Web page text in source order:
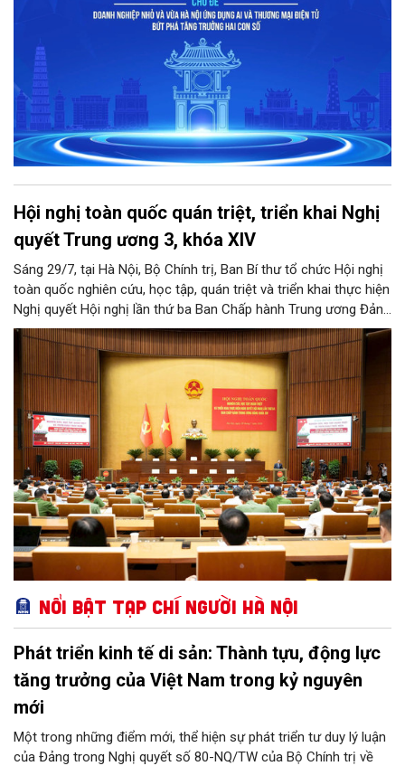
Hội nghị toàn quốc quán triệt, triển khai Nghị
quyết Trung ương 3, khóa XIV
Sáng 29/7, tại Hà Nội, Bộ Chính trị, Ban Bí thư tổ chức Hội nghị
toàn quốc nghiên cứu, học tập, quán triệt và triển khai thực hiện
Nghị quyết Hội nghị lần thứ ba Ban Chấp hành Trung ương Đảng
khóa XIV.
Nổi bật Tạp chí Người Hà Nội
Phát triển kinh tế di sản: Thành tựu, động lực
tăng trưởng của Việt Nam trong kỷ nguyên
mới
Một trong những điểm mới, thể hiện sự phát triển tư duy lý luận
của Đảng trong Nghị quyết số 80-NQ/TW của Bộ Chính trị về